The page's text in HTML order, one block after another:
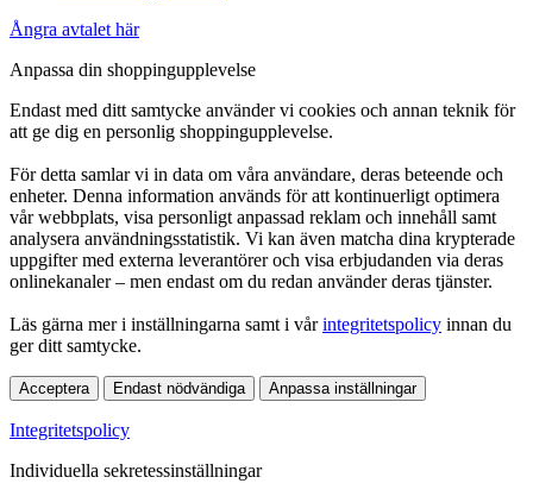
Ångra avtalet här
Anpassa din shoppingupplevelse
Endast med ditt samtycke använder vi cookies och annan teknik för
att ge dig en personlig shoppingupplevelse.
För detta samlar vi in data om våra användare, deras beteende och
enheter. Denna information används för att kontinuerligt optimera
vår webbplats, visa personligt anpassad reklam och innehåll samt
analysera användningsstatistik. Vi kan även matcha dina krypterade
uppgifter med externa leverantörer och visa erbjudanden via deras
onlinekanaler – men endast om du redan använder deras tjänster.
Läs gärna mer i inställningarna samt i vårintegritetspolicy innan du
ger ditt samtycke.
Acceptera Endast nödvändiga Anpassa inställningar
Integritetspolicy
Individuella sekretessinställningar